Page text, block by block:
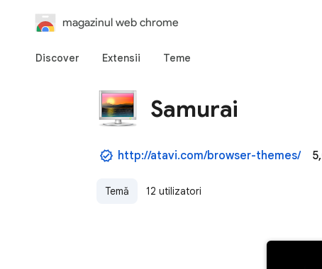
magazinul web chrome
Discover Extensii Teme
Samurai
http://atavi.com/browser-themes/
Temă 12 utilizatori